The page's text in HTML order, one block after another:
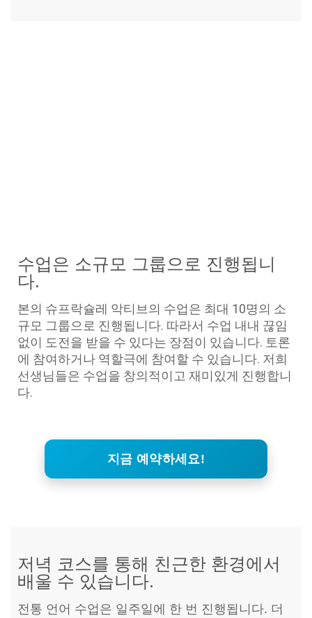
수업은 소규모 그룹으로 진행됩니
다.
본의 슈프락슐레 악티브의 수업은 최대 10명의 소
규모 그룹으로 진행됩니다. 따라서 수업 내내 끊임
없이 도전을 받을 수 있다는 장점이 있습니다. 토론
에 참여하거나 역할극에 참여할 수 있습니다. 저희
선생님들은 수업을 창의적이고 재미있게 진행합니
다.
지금 예약하세요!
저녁 코스를 통해 친근한 환경에서
배울 수 있습니다.
전통 언어 수업은 일주일에 한 번 진행됩니다. 더